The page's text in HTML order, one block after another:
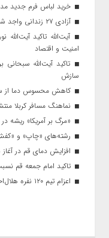
خرید لباس فرم جدید
آزادی ۲۷ زندانی واجد شرایط در قم به مناسبت اربعین
آیت‌الله تاکید آیت‌الله
امنیت و اقتصاد
تاکید آیت‌الله‌
سازش
کاهش محسوس دما از
نماهنگ مسافر کربلا
«مرگ بر آمریکا» ریشه
رشته‌های «چاپ» و
افزایش دمای قم در
تاکید امام جمعه قم
اعزام تیم ۱۲۰ نفره هلال‌احمر قم به کربلا